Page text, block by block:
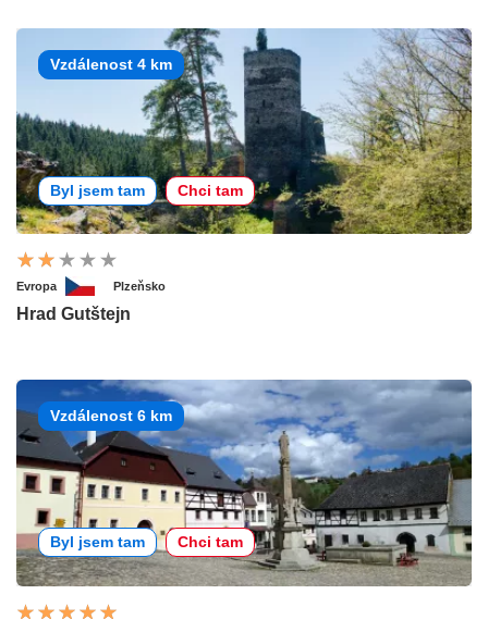
Vzdálenost 4 km
Byl jsem tam Chci tam
Evropa Plzeňsko
Hrad Gutštejn
Vzdálenost 6 km
Byl jsem tam Chci tam